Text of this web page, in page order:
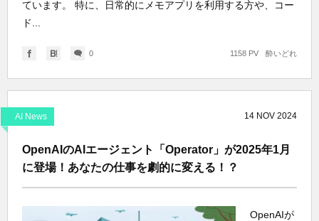
ています。 特に、日常的にメモアプリを利用する方や、コー
ド...
0 酔いどれ
1158 PV
AI News 14 NOV 2024
OpenAIのAIエージェント「Operator」が2025年1月
に登場！あなたの仕事を劇的に変える！？
OpenAIが